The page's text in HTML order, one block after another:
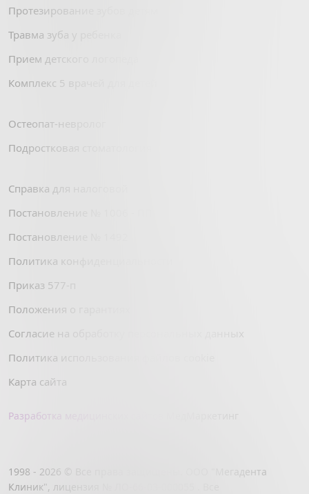
Протезирование зубов детям
Травма зуба у ребенка
Прием детского логопеда
Комплекс 5 врачей для детей
Остеопат-невролог
Подростковая стоматология
Справка для налоговой
Постановление № 1006 - ПП
Постановление № 1492
Политика конфиденциальности
Приказ 577-п
Положения о гарантиях
Согласие на обработку персональных данных
Политика использования файлов cookie
Карта сайта
Разработка медицинских сайтов
1998 - 2026 © Все права защищены. ООО "Мегадента
Клиник", лицензия № ЛО-66-03-000055 . Все